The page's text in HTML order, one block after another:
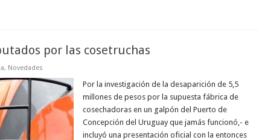
por las cosetruchas
, Novedades
Por la investigación de la desaparición de 5,5
millones de pesos por la supuesta fábrica de
cosechadoras en un galpón del Puerto de
Concepción del Uruguay que jamás funcionó,- e
incluyó una presentación oficial con la entonces